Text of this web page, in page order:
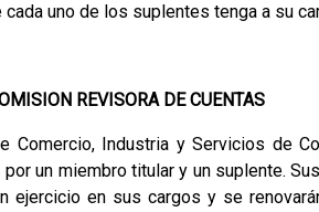
uno de los suplentes tenga a su
REVISORA DE CUENTAS
Comercio, Industria y Servicios de
por un miembro titular y un suplente.
ejercicio en sus cargos y se